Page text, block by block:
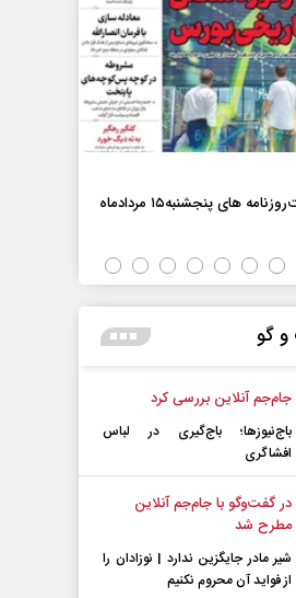
ها‌ی پنجشنبه‌۱۵ مردادماه
گو
جام‌جم آنلاین بررسی کرد
باج‌نیوزها؛ باج‌گیری در لباس
افشاگری
در گفت‌و‌گو با جام‌جم آنلاین
مطرح شد
شیر مادر جایگزین ندارد | نوزادان را
از فواید آن محروم نکنیم